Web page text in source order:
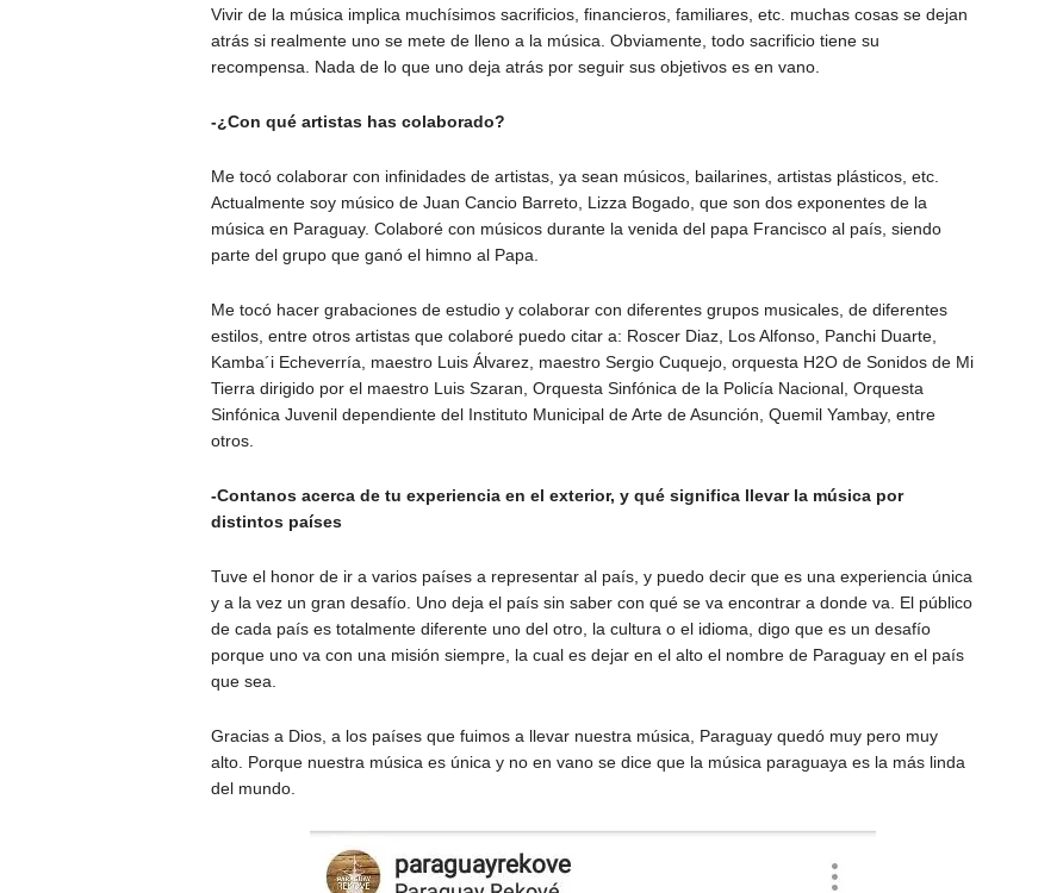
Vivir de la música implica muchísimos sacrificios, financieros, familiares, etc. muchas cosas se dejan
atrás si realmente uno se mete de lleno a la música. Obviamente, todo sacrificio tiene su
recompensa. Nada de lo que uno deja atrás por seguir sus objetivos es en vano.
-¿Con qué artistas has colaborado?
Me tocó colaborar con infinidades de artistas, ya sean músicos, bailarines, artistas plásticos, etc.
Actualmente soy músico de Juan Cancio Barreto, Lizza Bogado, que son dos exponentes de la
música en Paraguay. Colaboré con músicos durante la venida del papa Francisco al país, siendo
parte del grupo que ganó el himno al Papa.
Me tocó hacer grabaciones de estudio y colaborar con diferentes grupos musicales, de diferentes
estilos, entre otros artistas que colaboré puedo citar a: Roscer Diaz, Los Alfonso, Panchi Duarte,
Kamba´i Echeverría, maestro Luis Álvarez, maestro Sergio Cuquejo, orquesta H2O de Sonidos de Mi
Tierra dirigido por el maestro Luis Szaran, Orquesta Sinfónica de la Policía Nacional, Orquesta
Sinfónica Juvenil dependiente del Instituto Municipal de Arte de Asunción, Quemil Yambay, entre
otros.
-Contanos acerca de tu experiencia en el exterior, y qué significa llevar la música por
distintos países
Tuve el honor de ir a varios países a representar al país, y puedo decir que es una experiencia única
y a la vez un gran desafío. Uno deja el país sin saber con qué se va encontrar a donde va. El público
de cada país es totalmente diferente uno del otro, la cultura o el idioma, digo que es un desafío
porque uno va con una misión siempre, la cual es dejar en el alto el nombre de Paraguay en el país
que sea.
Gracias a Dios, a los países que fuimos a llevar nuestra música, Paraguay quedó muy pero muy
alto. Porque nuestra música es única y no en vano se dice que la música paraguaya es la más linda
del mundo.